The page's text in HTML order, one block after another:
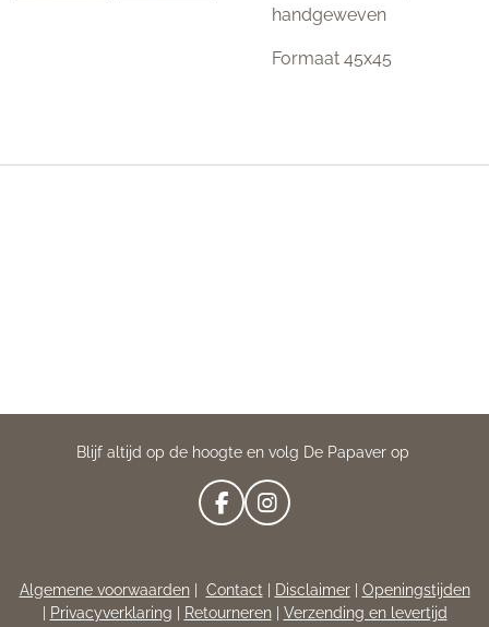
handgeweven
Formaat 45x45
Blijf altijd op de hoogte en volg De Papaver op
F
A
B
O
I
N
A
G
Algemene voorwaarden| Contact| Disclaimer| Openingstijden
Privacyverklaring Retourneren| Verzending en levertijd